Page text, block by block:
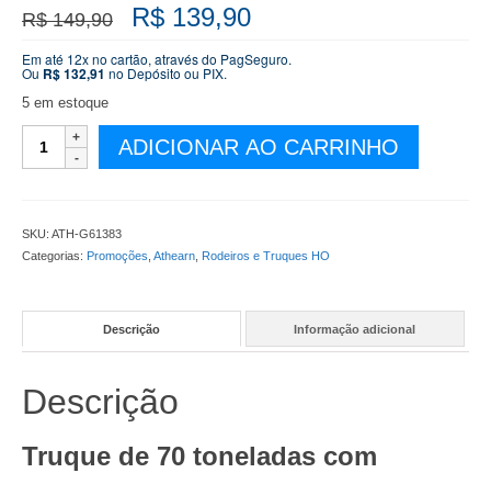
R$149,90 O
preço
original
era:
R$ 139,90O
atual
Em até 12x no cartão, através do PagSeguro.
Ou R$132,91 no Depósito ou PIX.
5 em estoque
Truques
Athearn
Captação
-
Par
ATH-
G61383
ADICIONAR AO CARRINHO
SKU: ATH-G61383
Categorias: Promoções Athearn Rodeiros e Truques HO
Descrição Informação adicional
Descrição
Truque de 70 toneladas com